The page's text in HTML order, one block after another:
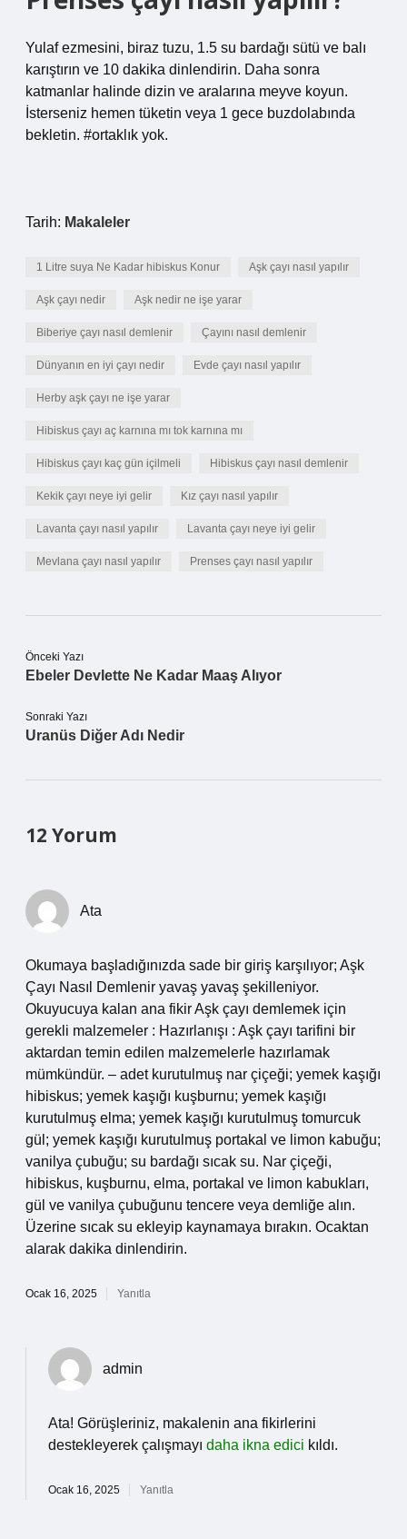
Yulaf ezmesini, biraz tuzu, 1.5 su bardağı sütü ve balı
karıştırın ve 10 dakika dinlendirin. Daha sonra
katmanlar halinde dizin ve aralarına meyve koyun.
İsterseniz hemen tüketin veya 1 gece buzdolabında
bekletin. #ortaklık yok.
Tarih: Makaleler
1 Litre suya Ne Kadar hibiskus Konur Aşk çayı nasıl yapılır
Aşk çayı nedir Aşk nedir ne işe yarar
Biberiye çayı nasıl demlenir Çayını nasıl demlenir
Dünyanın en iyi çayı nedir Evde çayı nasıl yapılır
Herby aşk çayı ne işe yarar
Hibiskus çayı aç karnına mı tok karnına mı
Hibiskus çayı kaç gün içilmeli Hibiskus çayı nasıl demlenir
Kekik çayı neye iyi gelir Kız çayı nasıl yapılır
Lavanta çayı nasıl yapılır Lavanta çayı neye iyi gelir
Mevlana çayı nasıl yapılır Prenses çayı nasıl yapılır
Önceki Yazı
Ebeler Devlette Ne Kadar Maaş Alıyor
Sonraki Yazı
Uranüs Diğer Adı Nedir
12 Yorum
Ata
Okumaya başladığınızda sade bir giriş karşılıyor; Aşk
Çayı Nasıl Demlenir yavaş yavaş şekilleniyor.
Okuyucuya kalan ana fikir Aşk çayı demlemek için
gerekli malzemeler : Hazırlanışı : Aşk çayı tarifini bir
aktardan temin edilen malzemelerle hazırlamak
mümkündür. – adet kurutulmuş nar çiçeği; yemek kaşığı
hibiskus; yemek kaşığı kuşburnu; yemek kaşığı
kurutulmuş elma; yemek kaşığı kurutulmuş tomurcuk
gül; yemek kaşığı kurutulmuş portakal ve limon kabuğu;
vanilya çubuğu; su bardağı sıcak su. Nar çiçeği,
hibiskus, kuşburnu, elma, portakal ve limon kabukları,
gül ve vanilya çubuğunu tencere veya demliğe alın.
Üzerine sıcak su ekleyip kaynamaya bırakın. Ocaktan
alarak dakika dinlendirin.
Ocak 16, 2025 Yanıtla
admin
Ata! Görüşleriniz, makalenin ana fikirlerini
destekleyerek çalışmayı daha ikna edici kıldı.
Ocak 16, 2025 Yanıtla